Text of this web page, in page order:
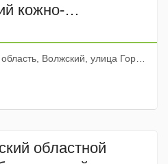
кожно-
диспансер,
Волжский, улица Горького, 8
областной